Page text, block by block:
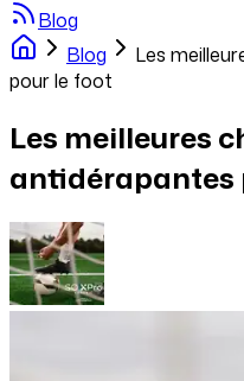
Blog
Blog
Les
pour le foot
Les meilleures
antidérapantes